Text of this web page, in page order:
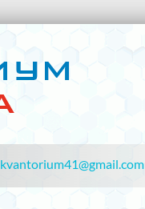
kvantorium41@gmail.com